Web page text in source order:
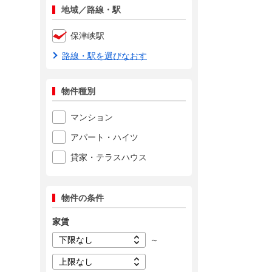
地域／路線・駅
保津峡駅
路線・駅を選びなおす
物件種別
マンション
アパート・ハイツ
貸家・テラスハウス
物件の条件
家賃
～